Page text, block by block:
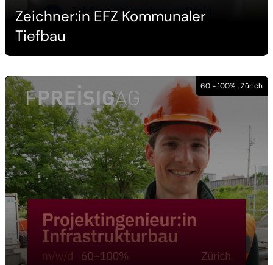
Zeichner:in EFZ Kommunaler
Tiefbau
60 - 100% , Zürich